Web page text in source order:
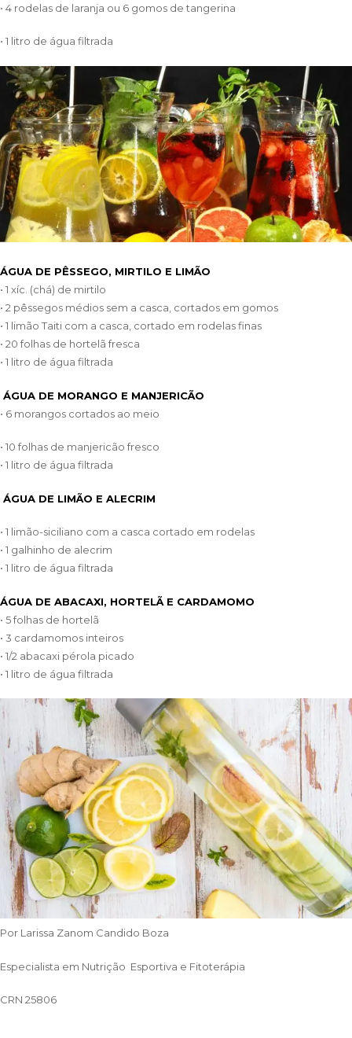
• 4 rodelas de laranja ou 6 gomos de tangerina
• 1 litro de água filtrada
ÁGUA DE PÊSSEGO, MIRTILO E LIMÃO
• 1 xíc. (chá) de mirtilo
• 2 pêssegos médios sem a casca, cortados em gomos
• 1 limão Taiti com a casca, cortado em rodelas finas
• 20 folhas de hortelã fresca
• 1 litro de água filtrada
ÁGUA DE MORANGO E MANJERICÃO
• 6 morangos cortados ao meio
• 10 folhas de manjericão fresco
• 1 litro de água filtrada
ÁGUA DE LIMÃO E ALECRIM
• 1 limão-siciliano com a casca cortado em rodelas
• 1 galhinho de alecrim
• 1 litro de água filtrada
ÁGUA DE ABACAXI, HORTELÃ E CARDAMOMO
• 5 folhas de hortelã
• 3 cardamomos inteiros
• 1/2 abacaxi pérola picado
• 1 litro de água filtrada
Por Larissa Zanom Candido Boza
Especialista em Nutrição Esportiva e Fitoterápia
CRN 25806